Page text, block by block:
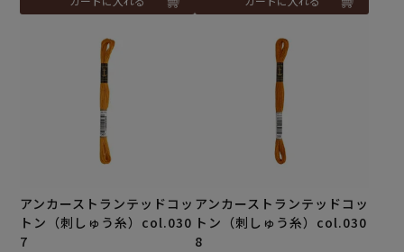
アンカーストランテッドコッ
トン（刺しゅう糸）col.030
7
アンカーストランテッドコッ
トン（刺しゅう糸）col.030
8